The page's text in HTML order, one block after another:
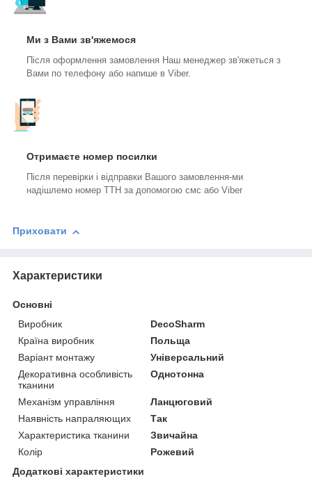
Ми з Вами зв'яжемося
Після оформлення замовлення Наш менеджер зв'яжеться з
Вами по телефону або напише в Viber.
Отримаєте номер посилки
Після перевірки і відправки Вашого замовлення-ми
надішлемо номер ТТН за допомогою смс або Viber
Приховати
Характеристики
Основні
Виробник
DecoSharm
Країна виробник
Польща
Варіант монтажу
Універсальний
Декоративна особливість
тканини
Однотонна
Механізм управління
Ланцюговий
Наявність напраляющих
Так
Характеристика тканини
Звичайна
Колір
Рожевий
Додаткові характеристики